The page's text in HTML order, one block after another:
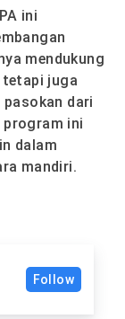
ini
mendukung
tetapi juga
dari
program ini
dalam
mandiri.
Follow